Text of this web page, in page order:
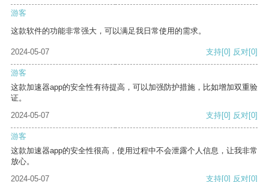
游客
这款软件的功能非常强大，可以满足我日常使用的需求。
2024-05-07 支持[0] 反对[0]
游客
这款加速器app的安全性有待提高，可以加强防护措施，比如增加双重验
证。
2024-05-07
支持[0] 反对[0]
游客
这款加速器app的安全性很高，使用过程中不会泄露个人信息，让我非常
放心。
2024-05-07
支持[0] 反对[0]